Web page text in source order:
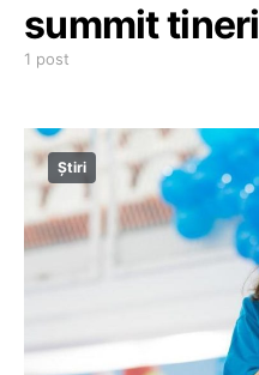
summit tineri
1 post
Știri